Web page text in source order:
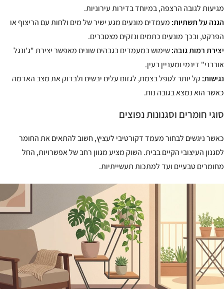
לגובה הרצפה, במיוחד בדירות עירוניות.
על תשתיות:מעמדים מונעים מגע ישיר של מים ולחות עם הריצוף או
ובכך מונעים כתמים ונזקים מצטברים.
רמות גובה:שימוש במעמדים בגבהים שונים מאפשר יצירת "ג'ונגל
דינמי ומעניין בעין.
קל יותר לטפל בצמח, לגזום עלים יבשים ולבדוק את מצב האדמה
הוא נמצא בגובה נוח.
חומרים וסגנונות נפוצים
ניגשים לבחור מעמד דקורטיבי לעציץ, חשוב להתאים את החומר
העיצובי הקיים בבית. השוק מציע מגוון רחב של אפשרויות, החל
טבעיים ועד למתכות תעשייתיות.